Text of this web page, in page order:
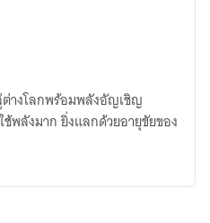
างโลกพร้อมพลังอัญเชิญ
ช้พลังมาก ยิ่งแลกด้วยอายุขัยของ